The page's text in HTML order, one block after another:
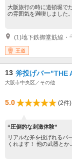
大阪旅行の時に道頓堀で
の雰囲気を満喫しました。
(1)地下鉄御堂筋線・
王道
13 斧投げバー"THE
大阪市中央区／その他
5.0 (2件)
“圧倒的な刺激体験”
リアルな斧を投げれるバ
くれます！ 他の武器とか...